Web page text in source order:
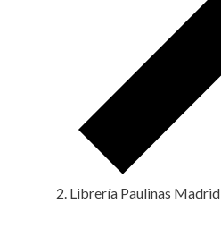
Librería Paulinas Madrid